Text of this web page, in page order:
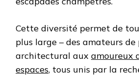
Cette diversité permet de
plus large – des amateurs
architectural aux amoureux
espaces, tous unis par la